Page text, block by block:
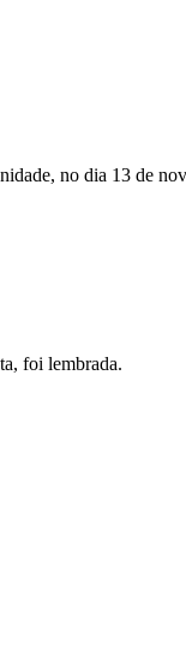
no dia 13 de
foi lembrada.